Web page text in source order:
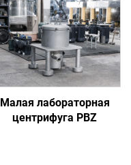
Малая лабораторная
центрифуга PBZ